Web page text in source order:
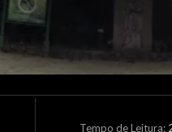
Tempo de Leitura: